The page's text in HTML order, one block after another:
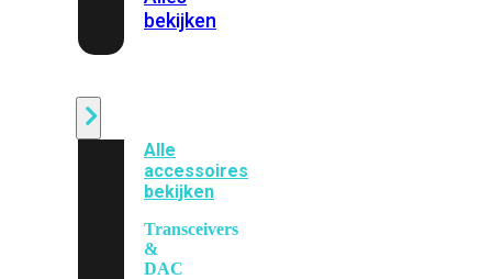
bekijken
Alle
accessoires
bekijken
Transceivers
&
DAC